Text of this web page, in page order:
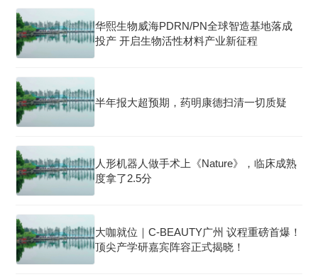
华熙生物威海PDRN/PN全球智造基地落成
投产 开启生物活性材料产业新征程
半年报大超预期，药明康德扫清一切质疑
人形机器人做手术上《Nature》，临床成熟
度拿了2.5分
大咖就位｜C-BEAUTY广州 议程重磅首爆！
顶尖产学研嘉宾阵容正式揭晓！